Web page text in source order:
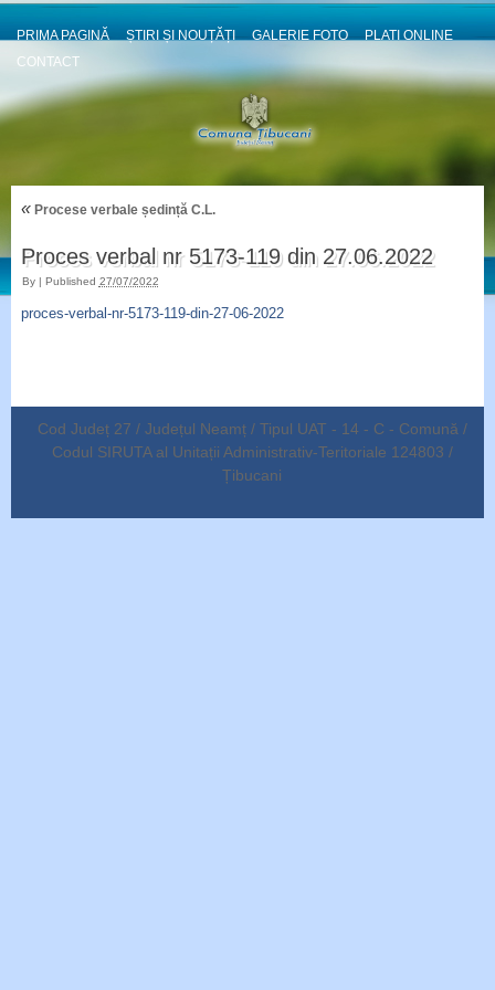
PRIMA PAGINĂ ȘTIRI ȘI NOUȚĂȚI GALERIE FOTO
PLATI ONLINE
CONTACT
«Procese verbale ședință C.L.
Proces verbal nr 5173-119 din 27.06.2022
By | Published 27/07/2022
proces-verbal-nr-5173-119-din-27-06-2022
Cod Județ 27 / Județul Neamț / Tipul UAT - 14 - C - Comună /
Codul SIRUTA al Unitații Administrativ-Teritoriale 124803 /
Țibucani